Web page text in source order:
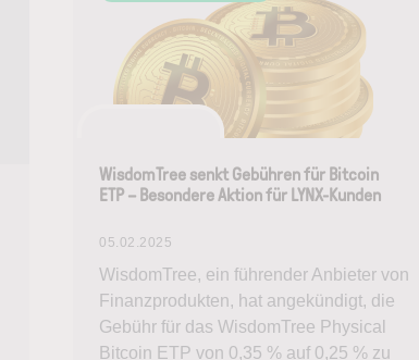
WisdomTree senkt Gebühren für Bitcoin
ETP – Besondere Aktion für LYNX-Kunden
05.02.2025
WisdomTree, ein führender Anbieter von
Finanzprodukten, hat angekündigt, die
Gebühr für das WisdomTree Physical
Bitcoin ETP von 0,35 % auf 0,25 % zu